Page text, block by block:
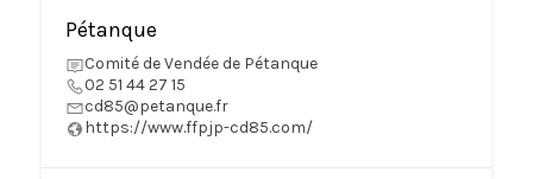
Pétanque
Comité de Vendée de Pétanque
02 51 44 27 15
cd85@petanque.fr
https://www.ffpjp-cd85.com/